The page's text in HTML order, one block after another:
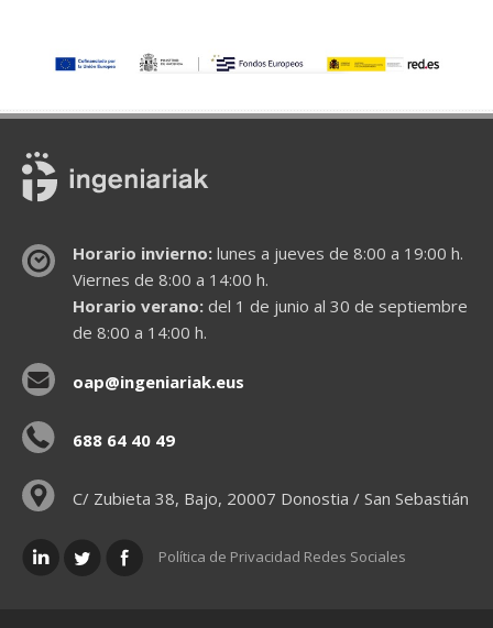
Horario invierno:lunes a jueves de 8:00 a 19:00 h.
Viernes de 8:00 a 14:00 h.
Horario verano:del 1 de junio al 30 de septiembre
de 8:00 a 14:00 h.
oap@ingeniariak.eus
688 64 40 49
C/ Zubieta 38, Bajo, 20007 Donostia / San Sebastián
Política de Privacidad Redes Sociales